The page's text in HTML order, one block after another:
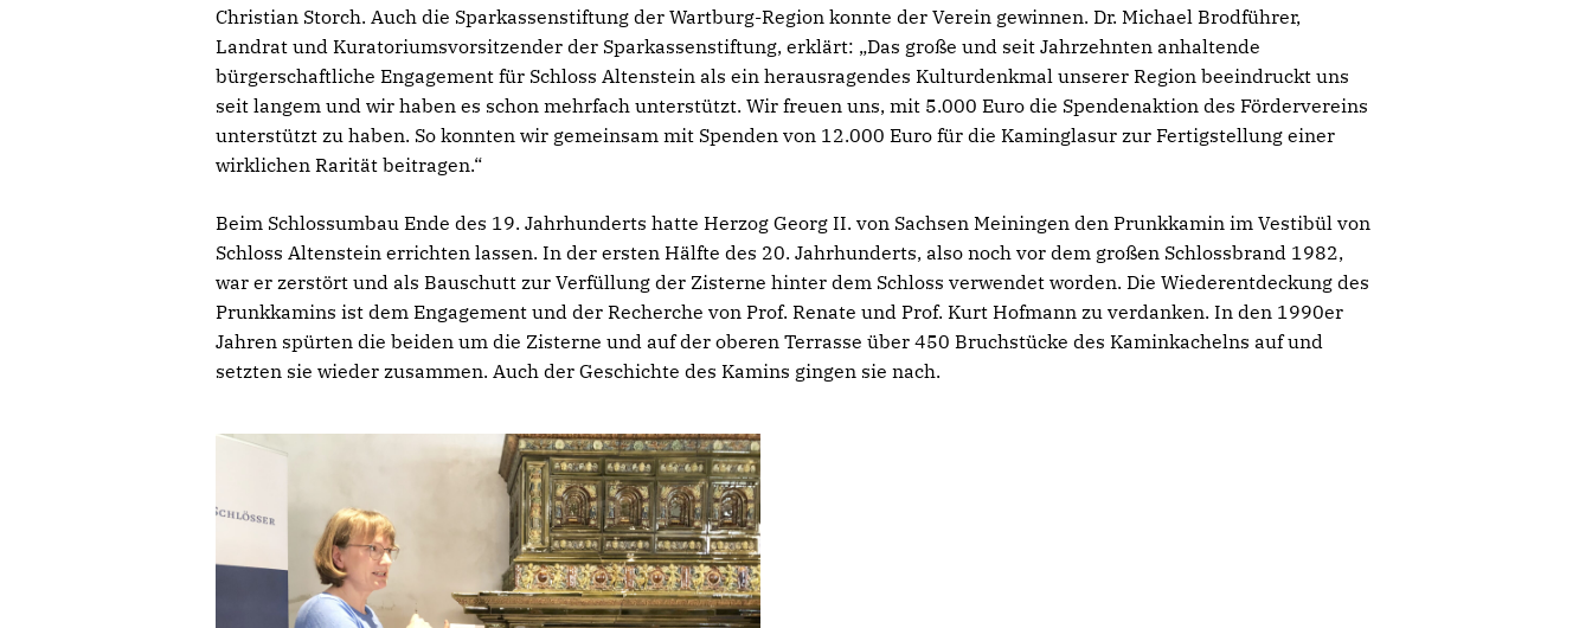
Christian Storch. Auch die Sparkassenstiftung der Wartburg-Region konnte der Verein gewinnen. Dr. Michael Brodführer,
Landrat und Kuratoriumsvorsitzender der Sparkassenstiftung, erklärt: „Das große und seit Jahrzehnten anhaltende
bürgerschaftliche Engagement für Schloss Altenstein als ein herausragendes Kulturdenkmal unserer Region beeindruckt uns
seit langem und wir haben es schon mehrfach unterstützt. Wir freuen uns, mit 5.000 Euro die Spendenaktion des Fördervereins
unterstützt zu haben. So konnten wir gemeinsam mit Spenden von 12.000 Euro für die Kaminglasur zur Fertigstellung einer
wirklichen Rarität beitragen.“
Beim Schlossumbau Ende des 19. Jahrhunderts hatte Herzog Georg II. von Sachsen Meiningen den Prunkkamin im Vestibül von
Schloss Altenstein errichten lassen. In der ersten Hälfte des 20. Jahrhunderts, also noch vor dem großen Schlossbrand 1982,
war er zerstört und als Bauschutt zur Verfüllung der Zisterne hinter dem Schloss verwendet worden. Die Wiederentdeckung des
Prunkkamins ist dem Engagement und der Recherche von Prof. Renate und Prof. Kurt Hofmann zu verdanken. In den 1990er
Jahren spürten die beiden um die Zisterne und auf der oberen Terrasse über 450 Bruchstücke des Kaminkachelns auf und
setzten sie wieder zusammen. Auch der Geschichte des Kamins gingen sie nach.